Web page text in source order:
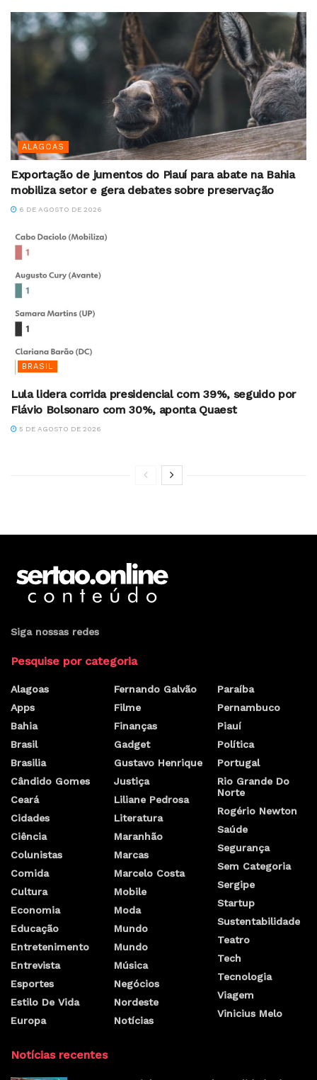
ALAGOAS
Exportação de jumentos do Piauí para abate na Bahia
mobiliza setor e gera debates sobre preservação
6 DE AGOSTO DE 2026
BRASIL
Lula lidera corrida presidencial com 39%, seguido por
Flávio Bolsonaro com 30%, aponta Quaest
5 DE AGOSTO DE 2026
Siga nossas redes
Pesquise por categoria
Alagoas
Apps
Bahia
Brasil
Brasilia
Cândido Gomes
Ceará
Cidades
Ciência
Colunistas
Comida
Cultura
Economia
Educação
Entretenimento
Entrevista
Esportes
Estilo De Vida
Europa
Fernando Galvão
Filme
Finanças
Gadget
Gustavo Henrique
Justiça
Liliane Pedrosa
Literatura
Maranhão
Marcas
Marcelo Costa
Mobile
Moda
Mundo
Mundo
Música
Negócios
Nordeste
Notícias
Paraíba
Pernambuco
Piauí
Política
Portugal
Rio Grande Do
Norte
Rogério Newton
Saúde
Segurança
Sem Categoria
Sergipe
Startup
Sustentabilidade
Teatro
Tech
Tecnologia
Viagem
Vinicius Melo
Notícias recentes